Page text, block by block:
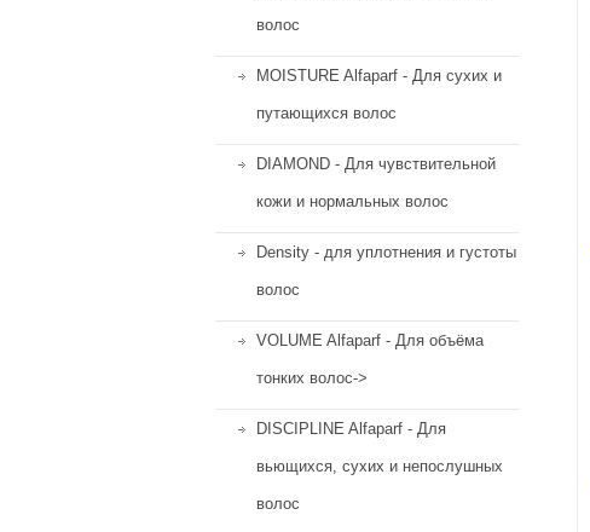
волос
MOISTURE Alfaparf - Для сухих и
путающихся волос
DIAMOND - Для чувствительной
кожи и нормальных волос
Density - для уплотнения и густоты
волос
VOLUME Alfaparf - Для объёма
тонких волос->
DISCIPLINE Alfaparf - Для
вьющихся, сухих и непослушных
волос